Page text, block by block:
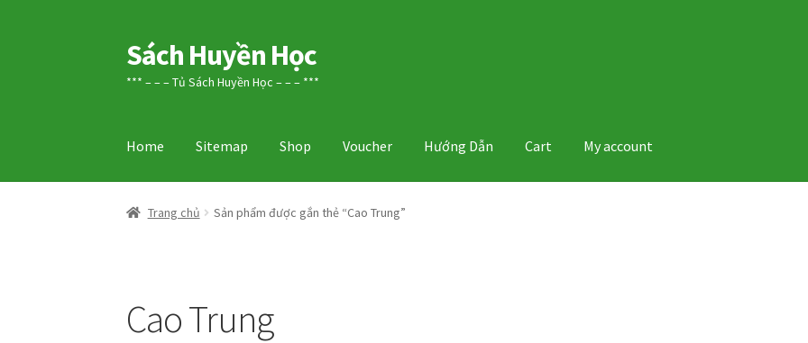
Đi
đến
Chuyển
đến
Sách Huyền Học
*** – – – Tủ Sách Huyền Học – – – ***
Home Sitemap Shop Voucher Hướng Dẫn Cart My account
Trang chủ Sản phẩm được gắn thẻ “Cao Trung”
Cao Trung